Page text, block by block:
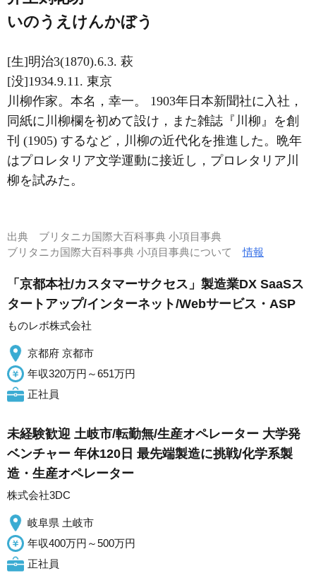
いのうえけんかぼう
[生]明治3(1870).6.3. 萩
[没]1934.9.11. 東京
川柳作家。本名，幸一。 1903年日本新聞社に入社，
同紙に川柳欄を初めて設け，また雑誌『川柳』を創
刊 (1905) するなど，川柳の近代化を推進した。晩年
はプロレタリア文学運動に接近し，プロレタリア川
柳を試みた。
出典 ブリタニカ国際大百科事典 小項目事典
ブリタニカ国際大百科事典 小項目事典について情報
「京都本社/カスタマーサクセス」製造業DX SaaSス
タートアップ/インターネット/Webサービス・ASP
ものレボ株式会社
京都府 京都市
年収320万円～651万円
正社員
未経験歓迎 土岐市/転勤無/生産オペレーター 大学発
ベンチャー 年休120日 最先端製造に挑戦/化学系製
造・生産オペレーター
株式会社3DC
岐阜県 土岐市
年収400万円～500万円
正社員